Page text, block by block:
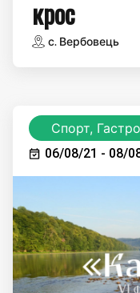
крос
с. Вербовець
Спорт,
06/08/21 - 08/